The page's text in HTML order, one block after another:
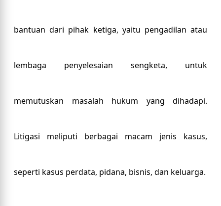
bantuan dari pihak ketiga, yaitu pengadilan atau
lembaga penyelesaian sengketa, untuk
memutuskan masalah hukum yang dihadapi.
Litigasi meliputi berbagai macam jenis kasus,
seperti kasus perdata, pidana, bisnis, dan keluarga.